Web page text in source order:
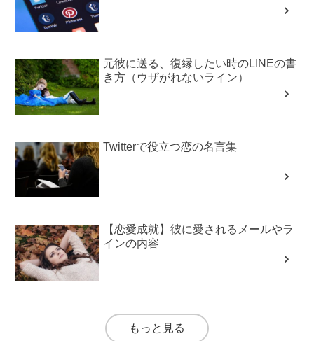
元彼に送る、復縁したい時のLINEの書
き方（ウザがれないライン）
Twitterで役立つ恋の名言集
【恋愛成就】彼に愛されるメールやラ
インの内容
もっと見る